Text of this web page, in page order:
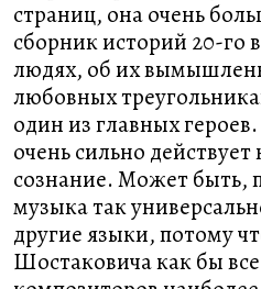
страниц, она очень
сборник историй 20-го
людях, об их
любовных
один из главных
очень сильно действует
сознание. Может быть,
музыка так
другие языки, потому
Шостаковича как бы